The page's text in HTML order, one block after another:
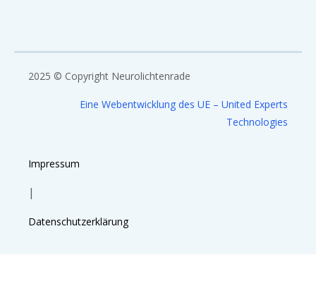
2025 © Copyright Neurolichtenrade
Eine Webentwicklung des UE – United Experts
Technologies
Impressum
|
Datenschutzerklärung